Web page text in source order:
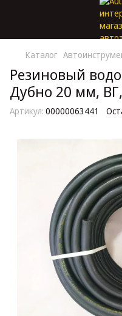
Каталог
Резиновый
Дубно 20 мм,
Артикул: 00000063441